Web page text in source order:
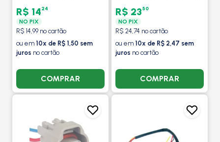
TC CHICOTES
R$ 1424
NO PIX
R$ 14,99 no cartão
ou em 10x de R$ 1,50 sem
juros no cartão
COMPRAR
LOGUS / SEM AR - TC
CHICOTES
R$ 2350
NO PIX
R$ 24,74 no cartão
ou em 10x de R$ 2,47 sem
juros no cartão
COMPRAR